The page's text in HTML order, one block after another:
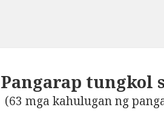
Pangarap tungkol
(63 mga kahulugan ng